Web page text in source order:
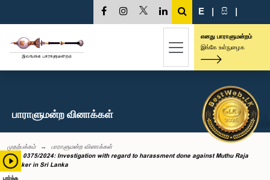
பார்க்க
E | සි |
எனது பாராளுமன்றம்
இங்கே உள்நுழைக
பாராளுமன்ற வினாக்கள்
முதற்பக்கம்
பாராளுமன்ற வினாக்கள்
0375/2024: Investigation with regard to harassment done against Muthu Raja
tusker in Sri Lanka